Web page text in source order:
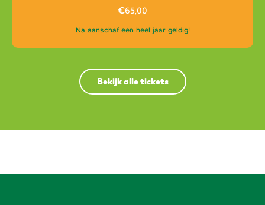
€65,00
Na aanschaf een heel jaar geldig!
Bekijk alle tickets